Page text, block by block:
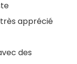
apprécié
des